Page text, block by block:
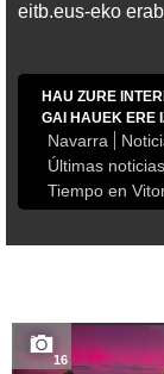
eitb.eus-eko
HAU ZURE
GAI HAUEK ERE
Navarra
Últimas
Tiempo en
16